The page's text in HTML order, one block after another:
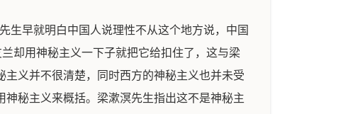
生早就明白中国人说理性不从这个地方说，中国
却用神秘主义一下子就把它给扣住了，这与梁
义并不很清楚，同时西方的神秘主义也并未受
秘主义来概括。梁漱溟先生指出这不是神秘主